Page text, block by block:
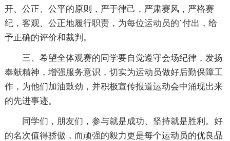
开、公正、公平的原则，严于律己，严肃赛风，严格赛
纪，客观、公正地履行职责，为每位运动员的`付出，给
予正确的评价和裁判。
三、希望全体观赛的同学要自觉遵守会场纪律，发扬
奉献精神，增强服务意识，切实为运动员做好后勤保障工
作，为他们加油鼓劲，并积极宣传报道运动会中涌现出来
的先进事迹。
同学们，朋友们，参与就是成功、坚持就是胜利。好
的名次值得骄傲，而顽强的毅力更是每个运动员的优良品